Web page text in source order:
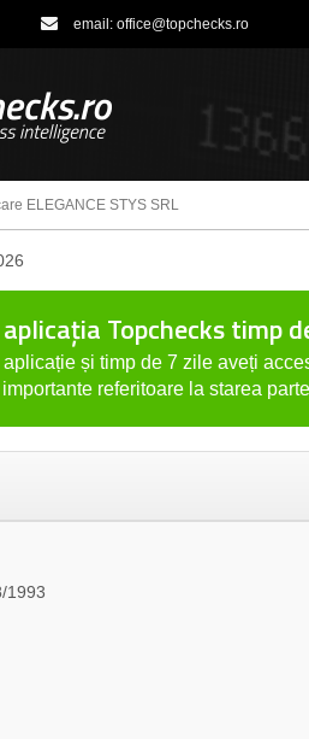
email: office@topchecks.ro
ELEGANCE STYS SRL
Topchecks timp
și timp de 7 zile aveți
referitoare la starea
1993